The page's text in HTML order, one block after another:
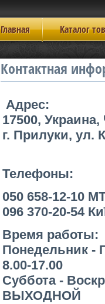
Главная Каталог
Контактная
Адрес:
17500,
г. Прилуки, ул.
Телефоны:
050 658-12-10
096 370-20-54
Время работы:
Понедельник -
8.00-17.00
Суббота -
ВЫХОДНОЙ